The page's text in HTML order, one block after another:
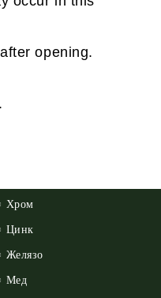
opening.
Хром
Цинк
Желязо
Мед